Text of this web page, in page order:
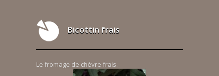
Bicottin frais
Le fromage de chèvre frais.